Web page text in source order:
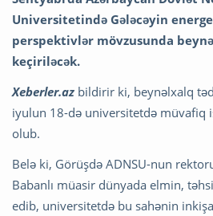
Universitetində Gələcəyin
perspektivlər mövzusunda
keçiriləcək.
Xeberler.az bildirir ki, beynəlxalq
iyulun 18-də universitetdə müvafiq
olub.
Belə ki, Görüşdə ADNSU-nun
Babanlı müasir dünyada elmin,
edib, universitetdə bu sahənin